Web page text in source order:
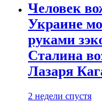
Человек
Украине
руками
Сталина
Лазаря
2 недели спустя